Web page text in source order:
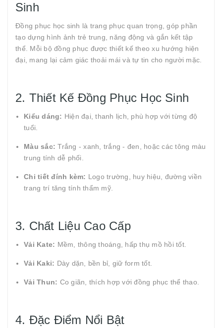
Sinh
Đồng phục học sinh là trang phục quan trọng, góp phần
tạo dựng hình ảnh trẻ trung, năng động và gắn kết tập
thể. Mỗi bộ đồng phục được thiết kế theo xu hướng hiện
đại, mang lại cảm giác thoải mái và tự tin cho người mặc.
2. Thiết Kế Đồng Phục Học Sinh
Kiểu dáng: Hiện đại, thanh lịch, phù hợp với từng độ
tuổi.
Màu sắc: Trắng - xanh, trắng - đen, hoặc các tông màu
trung tính dễ phối.
Chi tiết đính kèm: Logo trường, huy hiệu, đường viền
trang trí tăng tính thẩm mỹ.
3. Chất Liệu Cao Cấp
Vải Kate: Mềm, thông thoáng, hấp thụ mồ hồi tốt.
Vải Kaki: Dày dặn, bền bỉ, giữ form tốt.
Vải Thun: Co giãn, thích hợp với đồng phục thể thao.
4. Đặc Điểm Nổi Bật